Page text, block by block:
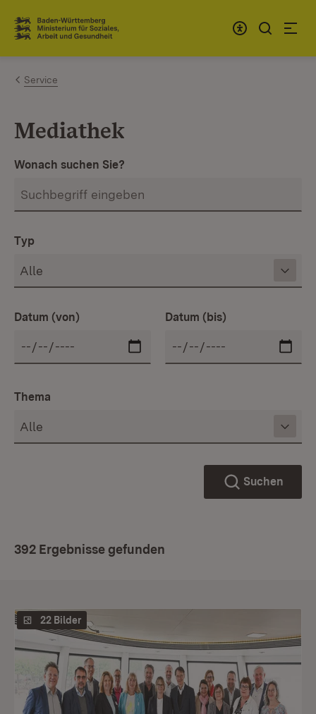
Zum Inhalt springen
Link zur Startseite
Service
Mediathek
Wonach suchen Sie?
Typ
Datum (von) Datum (bis)
Thema
Suchen
392 Ergebnisse gefunden
22 Bilder